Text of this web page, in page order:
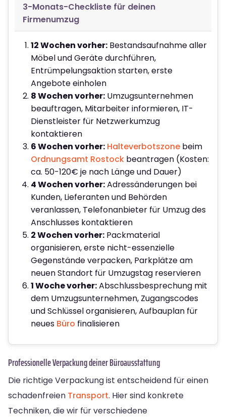
3-Monats-Checkliste für deinen
Firmenumzug
12 Wochen vorher: Bestandsaufnahme aller
Möbel und Geräte durchführen,
Entrümpelungsaktion starten, erste
Angebote einholen
8 Wochen vorher: Umzugsunternehmen
beauftragen, Mitarbeiter informieren, IT-
Dienstleister für Netzwerkumzug
kontaktieren
6 Wochen vorher: Halteverbotszone beim
Ordnungsamt Rostock beantragen (Kosten:
ca. 50-120€ je nach Länge und Dauer)
4 Wochen vorher:Adressänderungen bei
Kunden, Lieferanten und Behörden
veranlassen, Telefonanbieter für Umzug des
Anschlusses kontaktieren
2 Wochen vorher: Packmaterial
organisieren, erste nicht-essenzielle
Gegenstände verpacken, Parkplätze am
neuen Standort für Umzugstag reservieren
1 Woche vorher:Abschlussbesprechung mit
dem Umzugsunternehmen, Zugangscodes
und Schlüssel organisieren, Aufbauplan für
neues Büro finalisieren
Professionelle Verpackung deiner Büroausstattung
Die richtige Verpackung ist entscheidend für einen
schadenfreien Transport. Hier sind konkrete
Techniken, die wir für verschiedene